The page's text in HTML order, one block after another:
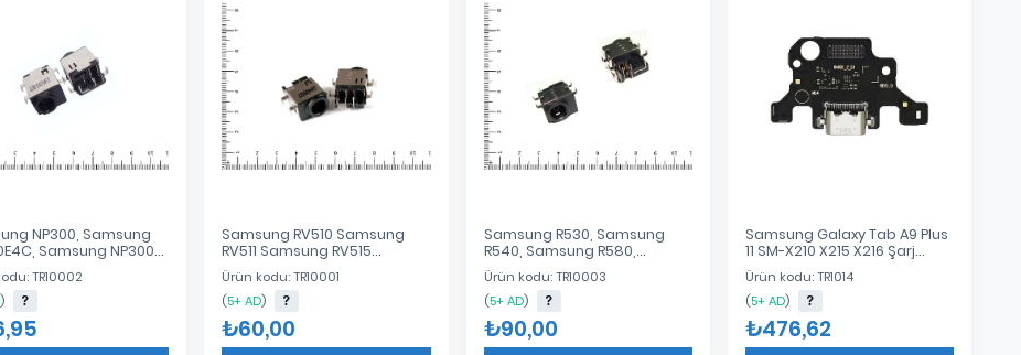
NP300, Samsung
Samsung NP300E,
300E4C, Samsung
Samsung
Samsung
Dc Power Jack
TR10002
)
Samsung RV510 Samsung
RV511 Samsung RV515
Samsung RF710 Samsung
RC512 DC JACK
Ürün kodu: TR10001
(5+ AD)
₺60,00
Samsung R530, Samsung
R540, Samsung R580,
Samsung N150 Dc Power
Jack
Ürün kodu: TR10003
(5+ AD)
₺90,00
Samsung Galaxy Tab A9 Plus
11 SM-X210 X215 X216 Şarj
Soketi Flex Bordu
Ürün kodu: TR1014
(5+ AD)
₺476,62